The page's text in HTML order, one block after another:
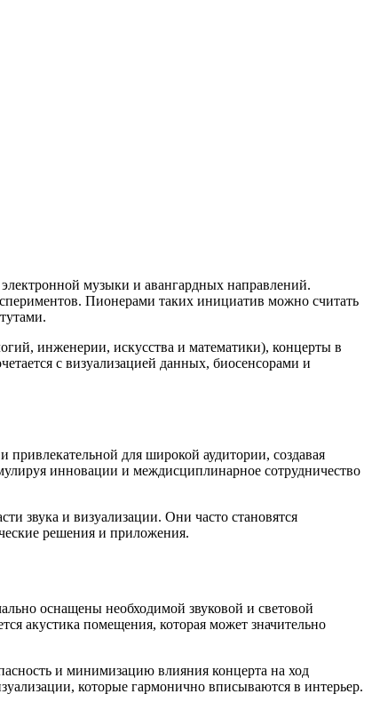
музыки и авангардных направлений.
Пионерами таких инициатив можно считать
инженерии, искусства и математики), концерты в
с визуализацией данных, биосенсорами и
привлекательной для широкой аудитории, создавая
инновации и междисциплинарное сотрудничество
звука и визуализации. Они часто становятся
решения и приложения.
оснащены необходимой звуковой и световой
акустика помещения, которая может значительно
и минимизацию влияния концерта на ход
которые гармонично вписываются в интерьер.